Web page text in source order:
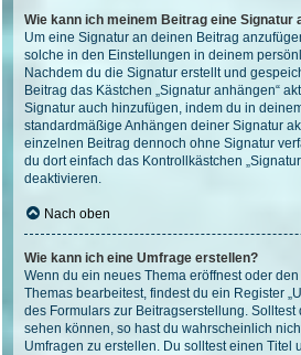
Wie kann ich meinem Beitrag eine Signatur
Um eine Signatur an deinen Beitrag
solche in den Einstellungen in deinem
Nachdem du die Signatur erstellt und
Beitrag das Kästchen „Signatur anhängen“
Signatur auch hinzufügen, indem du in
standardmäßige Anhängen deiner Signatur
einzelnen Beitrag dennoch ohne Signatur
du dort einfach das Kontrollkästchen
deaktivieren.
Nach oben
Wie kann ich eine Umfrage erstellen?
Wenn du ein neues Thema eröffnest oder
Themas bearbeitest, findest du ein Register
des Formulars zur Beitragserstellung.
sehen können, so hast du wahrscheinlich
Umfragen zu erstellen. Du solltest einen Titel